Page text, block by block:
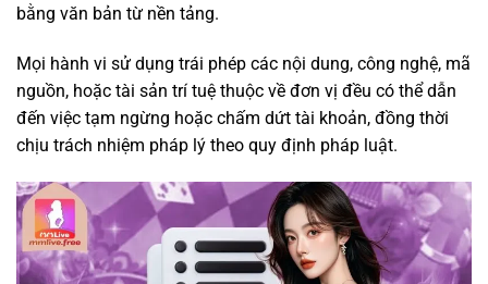
bằng văn bản từ nền tảng.
Mọi hành vi sử dụng trái phép các nội dung, công nghệ, mã
nguồn, hoặc tài sản trí tuệ thuộc về đơn vị đều có thể dẫn
đến việc tạm ngừng hoặc chấm dứt tài khoản, đồng thời
chịu trách nhiệm pháp lý theo quy định pháp luật.